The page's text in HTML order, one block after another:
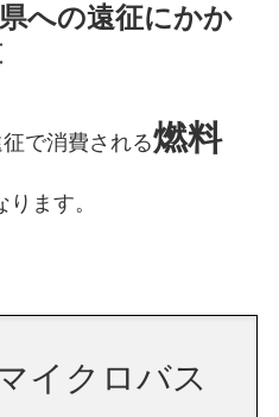
への遠征にかか
で消費される燃料
ます。
イクロバス